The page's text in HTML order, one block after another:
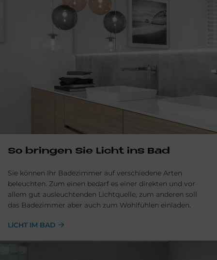
So bringen Sie Licht ins Bad
Sie können Ihr Badezimmer auf verschiedene Arten
beleuchten. Zum einen bedarf es einer direkten und vor
allem gut ausleuchtenden Lichtquelle, zum anderen soll
das Badezimmer aber auch zum Wohlfühlen einladen.
LICHT IM BAD